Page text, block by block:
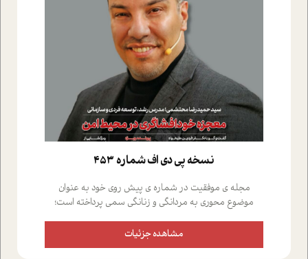
نسخه پي دي اف شماره 453
مجله ی موفقیت در شماره ی پیش روی خود به عنوان
موضوع محوری به مردانگی و زنانگی سمی پرداخته است؛
علیخواه، جامعه شناس در بخش های مختلف تلاش کرده ایم
از دریچه های گوناگون به این موضوع مهم بپردازیم.فصل
مشاهده جزئیات